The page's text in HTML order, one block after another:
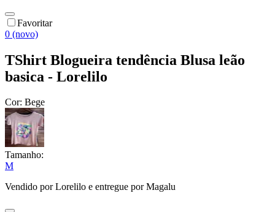
Favoritar
0 (novo)
TShirt Blogueira tendência Blusa leão
basica - Lorelilo
Cor: Bege
Tamanho:
M
Vendido porLorelilo e entregue por Magalu